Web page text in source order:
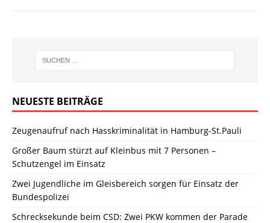
NEUESTE BEITRÄGE
Zeugenaufruf nach Hasskriminalität in Hamburg-St.Pauli
Großer Baum stürzt auf Kleinbus mit 7 Personen –
Schutzengel im Einsatz
Zwei Jugendliche im Gleisbereich sorgen für Einsatz der
Bundespolizei
Schrecksekunde beim CSD: Zwei PKW kommen der Parade